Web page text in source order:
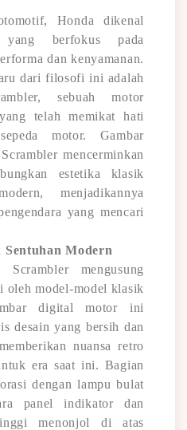
Honda dikenal
yang berfokus pada
dan kenyamanan.
dari filosofi ini adalah
sebuah motor
telah memikat hati
motor. Gambar
mencerminkan
estetika klasik
menjadikannya
yang mencari
Sentuhan Modern
mengusung
oleh model-model klasik
digital motor ini
desain yang bersih dan
nuansa retro
era saat ini. Bagian
dengan lampu bulat
panel indikator dan
menonjol di atas